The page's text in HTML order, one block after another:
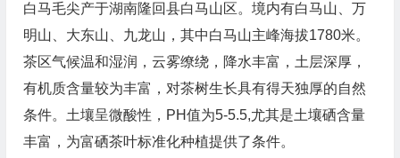
白马毛尖产于湖南隆回县白马山区。境内有白马山、万
明山、大东山、九龙山，其中白马山主峰海拔1780米。
茶区气候温和湿润，云雾缭绕，降水丰富，土层深厚，
有机质含量较为丰富，对茶树生长具有得天独厚的自然
条件。土壤呈微酸性，PH值为5-5.5,尤其是土壤硒含量
丰富，为富硒茶叶标准化种植提供了条件。